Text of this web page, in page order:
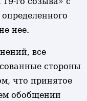
нее.
все
стороны
что принятое
обобщении